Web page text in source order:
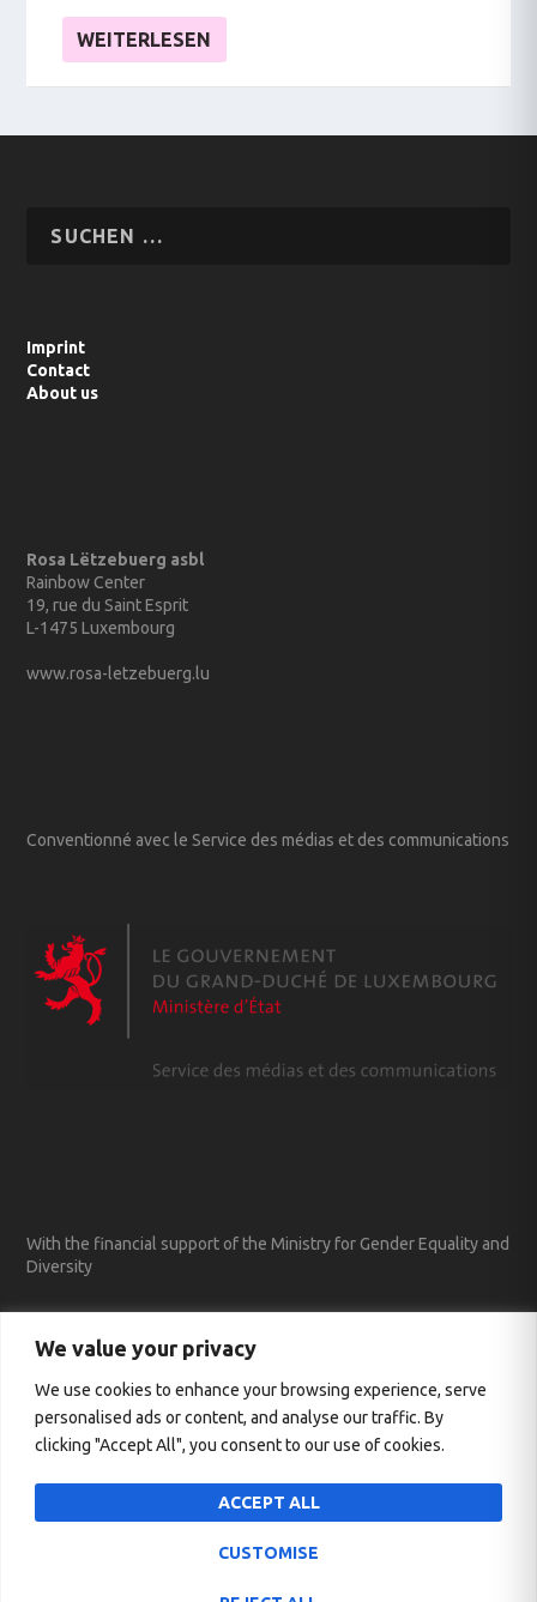
We value your privacy
We use cookies to enhance your browsing experience, serve
personalised ads or content, and analyse our traffic. By
clicking "Accept All", you consent to our use of cookies.
CUSTOMISE
ACCEPT ALL
WEITERLESEN
Imprint
Contact
About us
Rosa Lëtzebuerg asbl
Rainbow Center
19, rue du Saint Esprit
L-1475 Luxembourg
www.rosa-letzebuerg.lu
Conventionné avec le Service des médias et des communications
With the financial support of the Ministry for Gender Equality and
Diversity